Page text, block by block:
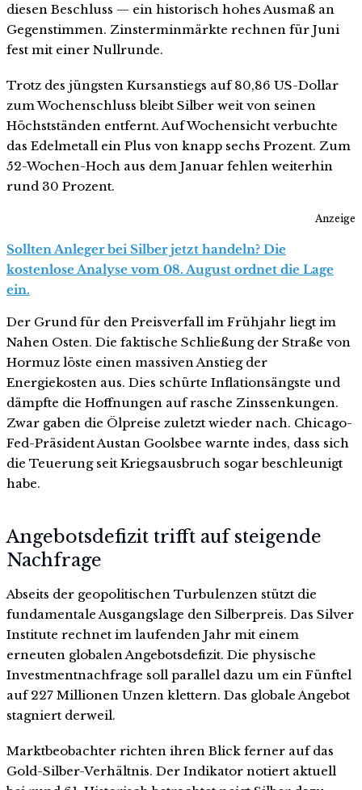
diesen Beschluss — ein historisch hohes Ausmaß an
Gegenstimmen. Zinsterminmärkte rechnen für Juni
fest mit einer Nullrunde.
Trotz des jüngsten Kursanstiegs auf 80,86 US-Dollar
zum Wochenschluss bleibt Silber weit von seinen
Höchstständen entfernt. Auf Wochensicht verbuchte
das Edelmetall ein Plus von knapp sechs Prozent. Zum
52-Wochen-Hoch aus dem Januar fehlen weiterhin
rund 30 Prozent.
Anzeige
Sollten Anleger bei Silber jetzt handeln? Die
kostenlose Analyse vom 08. August ordnet die Lage
ein.
Der Grund für den Preisverfall im Frühjahr liegt im
Nahen Osten. Die faktische Schließung der Straße von
Hormuz löste einen massiven Anstieg der
Energiekosten aus. Dies schürte Inflationsängste und
dämpfte die Hoffnungen auf rasche Zinssenkungen.
Zwar gaben die Ölpreise zuletzt wieder nach. Chicago-
Fed-Präsident Austan Goolsbee warnte indes, dass sich
die Teuerung seit Kriegsausbruch sogar beschleunigt
habe.
Angebotsdefizit trifft auf steigende
Nachfrage
Abseits der geopolitischen Turbulenzen stützt die
fundamentale Ausgangslage den Silberpreis. Das Silver
Institute rechnet im laufenden Jahr mit einem
erneuten globalen Angebotsdefizit. Die physische
Investmentnachfrage soll parallel dazu um ein Fünftel
auf 227 Millionen Unzen klettern. Das globale Angebot
stagniert derweil.
Marktbeobachter richten ihren Blick ferner auf das
Gold-Silber-Verhältnis. Der Indikator notiert aktuell